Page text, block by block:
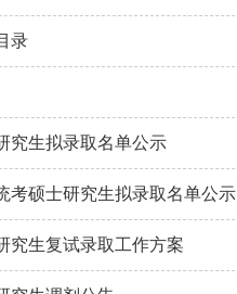
录
究生拟录取名单公示
考硕士研究生拟录取名单公示
究生复试录取工作方案